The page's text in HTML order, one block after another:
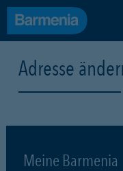
Adresse
Meine Barmenia